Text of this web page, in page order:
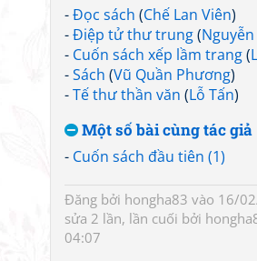
-Đọc sách (Chế Lan Viên)
-Điệp tử thư trung(
- Cuốn sách xếp lầm trang(
-Sách (Vũ Quần Phương)
-Tế thư thần văn (Lỗ Tấn)
Một số bài cùng tác giả
- Cuốn sách đầu tiên (1)
Đăng bởi hongha83 vào 16/
sửa 2 lần, lần cuối bởi
04:07